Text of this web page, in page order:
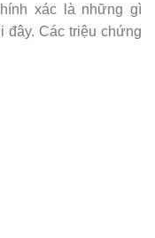
xác là những gì
đây. Các triệu chứng